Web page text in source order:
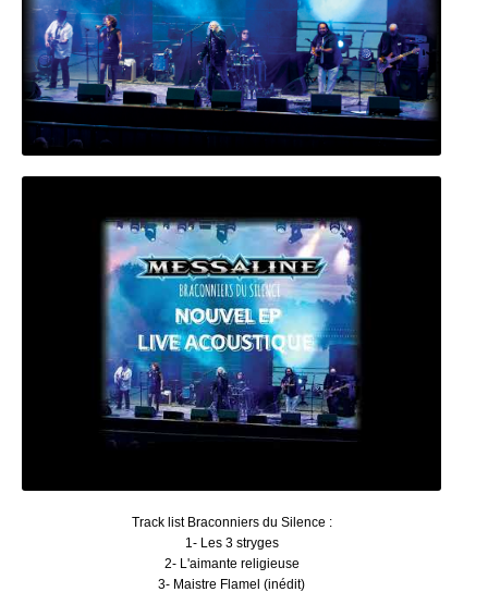
Track list Braconniers du Silence :
1- Les 3 stryges
2- L'aimante religieuse
3- Maistre Flamel (inédit)